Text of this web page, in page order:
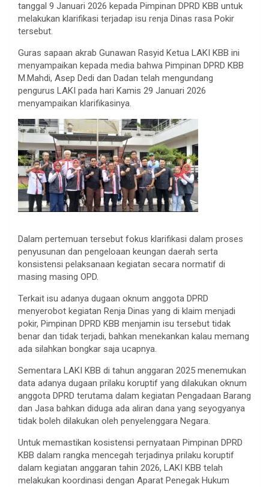
tanggal 9 Januari 2026 kepada Pimpinan DPRD KBB untuk
melakukan klarifikasi terjadap isu renja Dinas rasa Pokir
tersebut.
Guras sapaan akrab Gunawan Rasyid Ketua LAKI KBB ini
menyampaikan kepada media bahwa Pimpinan DPRD KBB
M.Mahdi, Asep Dedi dan Dadan telah mengundang
pengurus LAKI pada hari Kamis 29 Januari 2026
menyampaikan klarifikasinya.
Dalam pertemuan tersebut fokus klarifikasi dalam proses
penyusunan dan pengeloaan keungan daerah serta
konsistensi pelaksanaan kegiatan secara normatif di
masing masing OPD.
Terkait isu adanya dugaan oknum anggota DPRD
menyerobot kegiatan Renja Dinas yang di klaim menjadi
pokir, Pimpinan DPRD KBB menjamin isu tersebut tidak
benar dan tidak terjadi, bahkan menekankan kalau memang
ada silahkan bongkar saja ucapnya.
Sementara LAKI KBB di tahun anggaran 2025 menemukan
data adanya dugaan prilaku koruptif yang dilakukan oknum
anggota DPRD terutama dalam kegiatan Pengadaan Barang
dan Jasa bahkan diduga ada aliran dana yang seyogyanya
tidak boleh dilakukan oleh penyelenggara Negara.
Untuk memastikan kosistensi pernyataan Pimpinan DPRD
KBB dalam rangka mencegah terjadinya prilaku koruptif
dalam kegiatan anggaran tahin 2026, LAKI KBB telah
melakukan koordinasi dengan Aparat Penegak Hukum